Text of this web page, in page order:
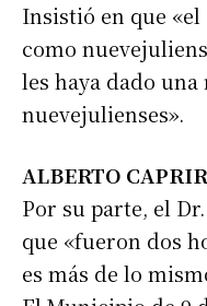
Insistió en que
como
les haya dado una
nuevejulienses».
ALBERTO
Por su parte, el
que «fueron dos
es más de lo